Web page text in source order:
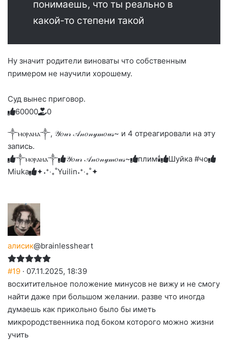
понимаешь, что ты реально в
какой-то степени такой
Ну значит родители виноваты что собственным
примером не научили хорошему.
Суд вынес приговор.
Голосуйте
вверх.
6
Нажмите
реакцию:
улыбаюсь
0
Нажмите
реакцию:
смеюсь
до
0
Нажмите
реакцию:
печаль
0
Нажмите
реакцию:
плачу
0
Нажмите
благодарю
0
༒ⲙⲟⲣⲁⲏⲁ༒, 𝒴𝑜𝓊𝓇 𝒜𝓃𝑜𝓃𝓎𝓂𝑜𝓊𝓈~ и 4 отреагировали на эту
запись.
༒ⲙⲟⲣⲁⲏⲁ༒
𝒴𝑜𝓊𝓇 𝒜𝓃𝑜𝓃𝓎𝓂𝑜𝓊𝓈~ плим🕯️
Шуйка #чо
Miuka
✦˖⁺‧₊˚Yuilin˖⁺‧₊˚✦
алисик@brainlessheart
#19 · 07.11.2025, 18:39
восхитительное положение минусов не вижу и не смогу
найти даже при большом желании. разве что иногда
думаешь как прикольно было бы иметь
микрородственника под боком которого можно жизни
учить